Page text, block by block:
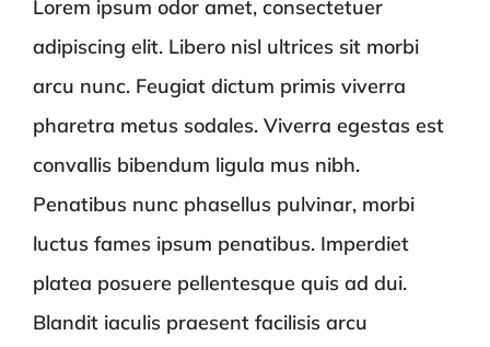
Lorem ipsum odor amet, consectetuer
adipiscing elit. Libero nisl ultrices sit morbi
arcu nunc. Feugiat dictum primis viverra
pharetra metus sodales. Viverra egestas est
convallis bibendum ligula mus nibh.
Penatibus nunc phasellus pulvinar, morbi
luctus fames ipsum penatibus. Imperdiet
platea posuere pellentesque quis ad dui.
Blandit iaculis praesent facilisis arcu